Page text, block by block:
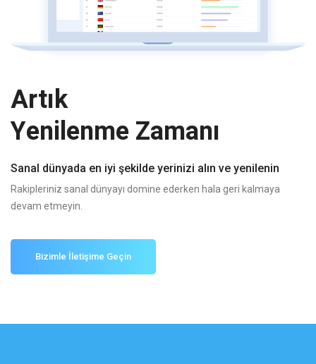
Artık
Yenilenme Zamanı
Sanal dünyada en iyi şekilde yerinizi alın ve yenilenin
Rakipleriniz sanal dünyayı domine ederken hala geri kalmaya
devam etmeyin.
Bizimle İletişime Geçin